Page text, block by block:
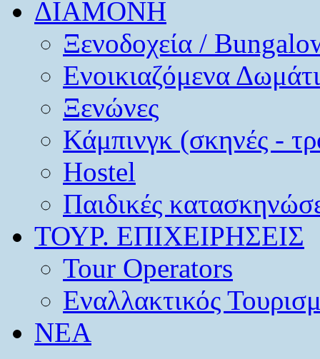
ΔΙΑΜΟΝΗ
Ξενοδοχεία /
Ενοικιαζόμενα
Ξενώνες
Κάμπινγκ (σκηνές -
Hostel
Παιδικές
ΤΟΥΡ. ΕΠΙΧΕΙΡΗΣΕΙΣ
Tour Operators
Εναλλακτικός
ΝΕΑ